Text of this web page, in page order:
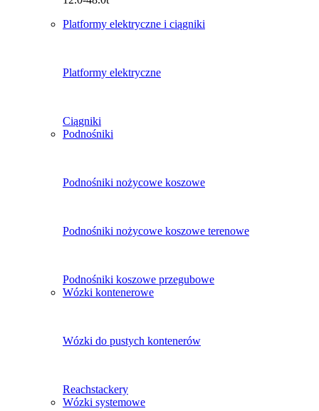
Platformy elektryczne i ciągniki
Platformy elektryczne
Ciągniki
Podnośniki
Podnośniki nożycowe koszowe
Podnośniki nożycowe koszowe terenowe
Podnośniki koszowe przegubowe
Wózki kontenerowe
Wózki do pustych kontenerów
Reachstackery
Wózki systemowe